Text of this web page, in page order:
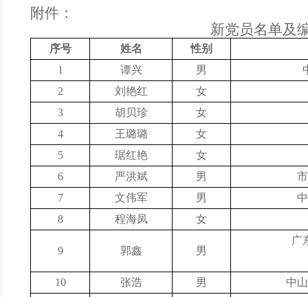
附件：
新党员名单及
序号 姓名
性别
1
谭兴 男
2
刘艳红
女
3
胡贝珍
女
4
王璐璐
女
5
琚红艳
女
6
严洪斌 男
7
文伟军 男
8
程海凤 女
9 郭鑫 男
广
10 张浩 男
中